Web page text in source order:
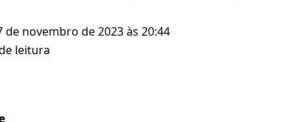
de novembro de 2023 às 20:44
leitura